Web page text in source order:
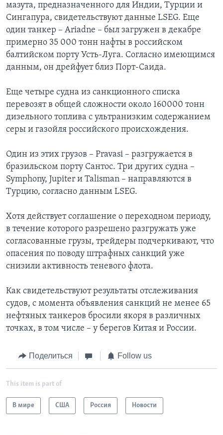
мазута, предназначенного для Индии, Турции и
Сингапура, свидетельствуют данные LSEG. Еще
один танкер – Ariadne – был загружен в декабре
примерно 35 000 тонн нафты в российском
балтийском порту Усть-Луга. Согласно имеющимся
данным, он дрейфует близ Порт-Саида.
Еще четыре судна из санкционного списка
перевозят в общей сложности около 160000 тонн
дизельного топлива с ультранизким содержанием
серы и газойля российского происхождения.
Один из этих грузов – Pravasi – разгружается в
бразильском порту Сантос. Три других судна –
Symphony, Jupiter и Talisman – направляются в
Турцию, согласно данным LSEG.
Хотя действует соглашение о переходном периоду,
в течение которого разрешено разгружать уже
согласованные грузы, трейдеры подчеркивают, что
опасения по поводу штрафных санкций уже
снизили активность теневого флота.
Как свидетельствуют результаты отслеживания
судов, с момента объявления санкций не менее 65
нефтяных танкеров бросили якоря в различных
точках, в том числе – у берегов Китая и России.
Поделиться Follow us
This item is part of
В мире США Россия Новости